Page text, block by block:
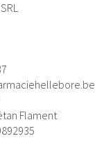
Flament